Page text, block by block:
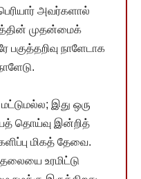
அவர்களால்
முதன்மைக்
பகுத்தறிவு நாளேடாக
இது ஒரு
தொய்வு இன்றித்
மிகத் தேவை.
உரமிட்டு